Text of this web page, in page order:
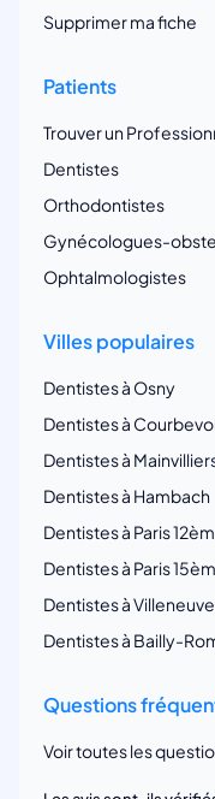
Supprimer ma fiche
Patients
Trouver un
Dentistes
Orthodontistes
Gynécologues-
Ophtalmologistes
Villes populaires
Dentistes à Osny
Dentistes à
Dentistes à
Dentistes à Hambach
Dentistes à Paris
Dentistes à Paris
Dentistes à
Dentistes à Bailly-
Questions
Voir toutes les